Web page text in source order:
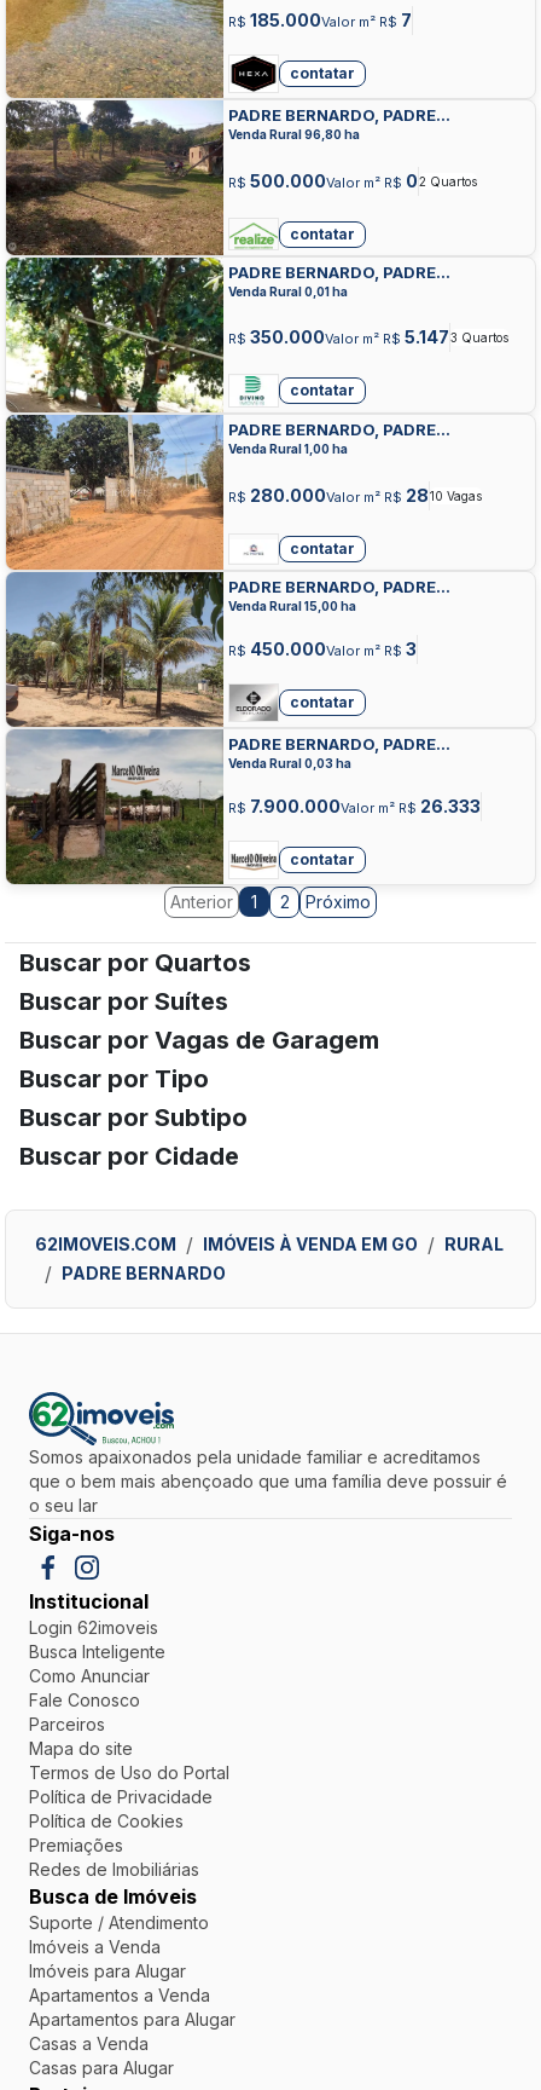
R$ 185.000Valor m² R$ 7
contatar
PADRE BERNARDO, PADRE
BERNARDO, PADRE BERNARDO
Venda Rural 96,80 ha
R$ 500.000Valor m² R$ 02 Quartos
contatar
PADRE BERNARDO, PADRE
BERNARDO, PADRE BERNARDO
Venda Rural 0,01 ha
R$ 350.000Valor m² R$ 5.1473 Quartos
contatar
PADRE BERNARDO, PADRE
BERNARDO, PADRE BERNARDO
Venda Rural 1,00 ha
R$ 280.000Valor m² R$ 2810 Vagas
contatar
PADRE BERNARDO, PADRE
BERNARDO, PADRE BERNARDO
Venda Rural 15,00 ha
R$ 450.000Valor m² R$ 3
contatar
PADRE BERNARDO, PADRE
BERNARDO, PADRE BERNARDO
Venda Rural 0,03 ha
R$ 7.900.000Valor m² R$ 26.333
contatar
Anterior 1 2 Próximo
Buscar por Quartos
Buscar por Suítes
Buscar por Vagas de Garagem
Buscar por Tipo
Buscar por Subtipo
Buscar por Cidade
62IMOVEIS.COM IMÓVEIS À VENDA EM GO
RURAL
PADRE BERNARDO
Somos apaixonados pela unidade familiar e acreditamos
que o bem mais abençoado que uma família deve possuir é
o seu lar
Siga-nos
Institucional
Login 62imoveis
Busca Inteligente
Como Anunciar
Fale Conosco
Parceiros
Mapa do site
Termos de Uso do Portal
Política de Privacidade
Política de Cookies
Premiações
Redes de Imobiliárias
Busca de Imóveis
Suporte / Atendimento
Imóveis a Venda
Imóveis para Alugar
Apartamentos a Venda
Apartamentos para Alugar
Casas a Venda
Casas para Alugar